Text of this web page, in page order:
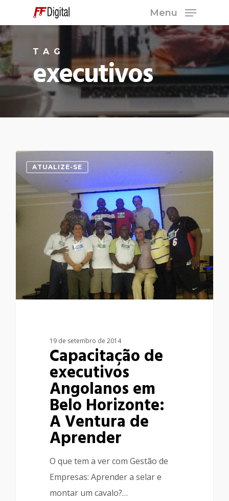
to
main
content
Menu
TAG
executivos
ATUALIZE-SE
19 de setembro de 2014
Capacitação de
executivos
Angolanos em
Belo Horizonte:
A Ventura de
Aprender
O que tem a ver com Gestão de
Empresas: Aprender a selar e
montar um cavalo?…
Close
Menu